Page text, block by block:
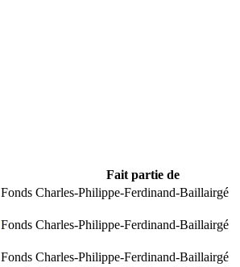
Fait partie de
Fonds Charles-Philippe-Ferdinand-Baillairgé
Fonds Charles-Philippe-Ferdinand-Baillairgé
Fonds Charles-Philippe-Ferdinand-Baillairgé